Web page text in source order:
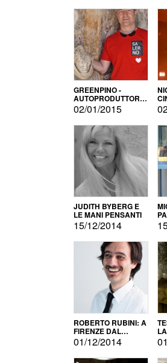
GREENPINO -
AUTOPRODUTTORE
PER AMORE
02/01/2015
JUDITH BYBERG E
LE MANI PENSANTI
15/12/2014
ROBERTO RUBINI: A
FIRENZE DAL
PRODOTTO ALLA
PROMOZIONE
01/12/2014